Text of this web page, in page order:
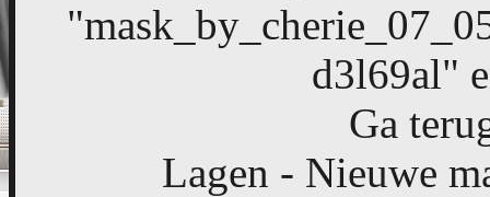
d3l69al"
Ga
Lagen - Nieuwe